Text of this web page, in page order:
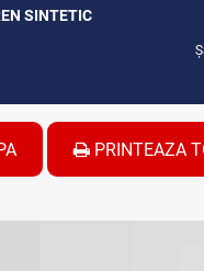
SINTETIC
PRINTEAZA